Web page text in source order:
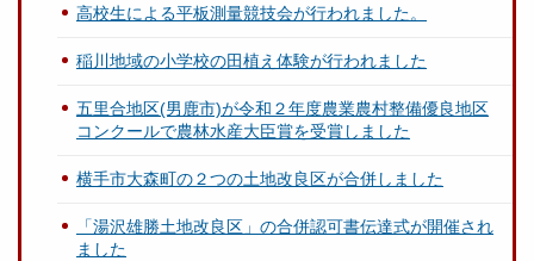
高校生による平板測量競技会が行われました。
稲川地域の小学校の田植え体験が行われました
五里合地区(男鹿市)が令和２年度農業農村整備優良地区
コンクールで農林水産大臣賞を受賞しました
横手市大森町の２つの土地改良区が合併しました
「湯沢雄勝土地改良区」の合併認可書伝達式が開催され
ました